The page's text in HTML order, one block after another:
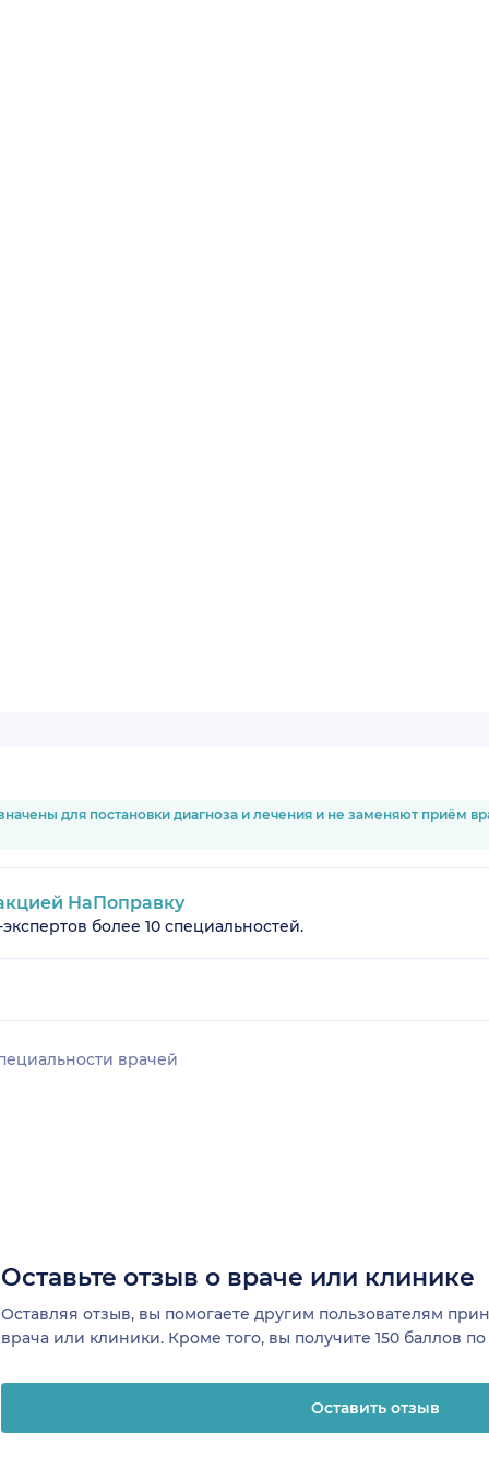
для постановки диагноза и лечения и не заменяют приём
НаПоправку
более 10 специальностей.
врачей
Оставьте отзыв о враче или клинике
Оставляя отзыв, вы помогаете другим пользователям
врача или клиники. Кроме того, вы получите 150 баллов по
Оставить отзыв